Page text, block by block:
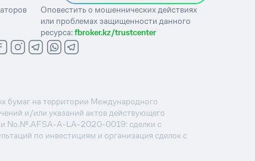
Оповестить о мошеннических действиях
или проблемах защищенности данного
ресурса:fbroker.kz/trustcenter
бумаг на территории Международного
и/или указаний актов действующего
No.№.AFSA-A-LA-2020-0019: сделки с
по инвестициям и организация сделок с